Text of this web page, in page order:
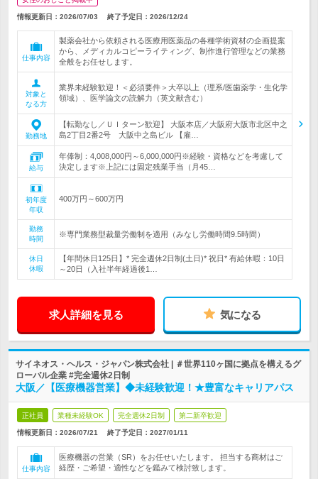
情報更新日：2026/07/03 終了予定日： 2026/12/24
仕事内容
製薬会社から依頼される医療用医薬品の各種学術資材の企画提案
から、メディカルコピーライティング、制作進行管理などの業務
全般をお任せします。
対象と
なる方
業界未経験歓迎！＜必須要件＞大卒以上（理系/医歯薬学・生化学
領域）、医学論文の読解力（英文献含む）
勤務地
【転勤なし／ＵＩターン歓迎】 大阪本店／大阪府大阪市北区中之
島2丁目2番2号 大阪中之島ビル 【雇…
給与
年俸制：4,008,000円～6,000,000円※経験・資格などを考慮して
決定します※上記には固定残業手当（月45…
初年度
年収
400万円～600万円
勤務
時間
※専門業務型裁量労働制を適用（みなし労働時間9.5時間）
休日
休暇
【年間休日125日】* 完全週休2日制(土日)* 祝日* 有給休暇：10日
～20日（入社半年経過後1…
求人詳細を見る 気になる
サイネオス・ヘルス・ジャパン株式会社 | ＃世界110ヶ国に拠点を構えるグ
ローバル企業 #完全週休2日制
大阪／【医療機器営業】◆未経験歓迎！★豊富なキャリアパス
正社員 業種未経験OK 完全週休2日制 第二新卒歓迎
情報更新日：2026/07/21 終了予定日： 2027/01/11
仕事内容
医療機器の営業（SR）をお任せいたします。 担当する商材はご
経歴・ご希望・適性などを鑑みて検討致します。